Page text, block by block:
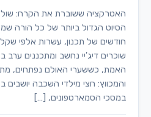
האטרקציה ששוברת את הקרח:
הסיוט הגדול ביותר של כל הורה
חודשים של תכנון, עשרות אלפי
שוכרים דיג'יי נחשב ומתכננים
האמת, כששערי האולם נפתחים,
והמכווץ: חצי מילדי השכבה יושבים
במסכי הסמארטפונים, […]